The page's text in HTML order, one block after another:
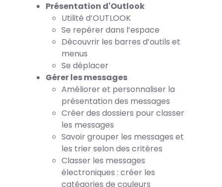
Présentation d'Outlook
Utilité d’OUTLOOK
Se repérer dans l’espace
Découvrir les barres d’outils et
menus
Se déplacer
Gérer les messages
Améliorer et personnaliser la
présentation des messages
Créer des dossiers pour classer
les messages
Savoir grouper les messages et
les trier selon des critères
Classer les messages
électroniques : créer les
catégories de couleurs